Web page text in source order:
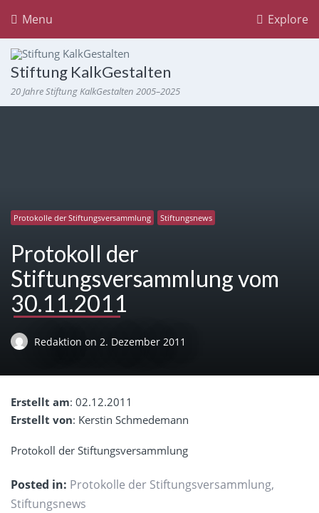
Explore
Menu
Stiftung KalkGestalten
20 Jahre Stiftung KalkGestalten 2005–2025
Protokolle der Stiftungsversammlung Stiftungsnews
Protokoll der
Stiftungsversammlung vom
30.11.2011
Redaktion on 2. Dezember 2011
Erstellt am: 02.12.2011
Erstellt von: Kerstin Schmedemann
Protokoll der Stiftungsversammlung
Posted in: Protokolle der Stiftungsversammlung,
Stiftungsnews